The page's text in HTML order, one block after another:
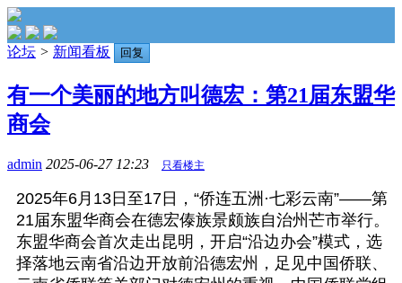
论坛 > 新闻看板 回复
有一个美丽的地方叫德宏：第21届东盟华
商会
admin 2025-06-27 12:23 只看楼主
2025年6月13日至17日，“侨连五洲·七彩云南”——第
21届东盟华商会在德宏傣族景颇族自治州芒市举行。
东盟华商会首次走出昆明，开启“沿边办会”模式，选
择落地云南省沿边开放前沿德宏州，足见中国侨联、